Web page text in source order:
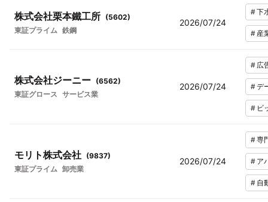
株式会社栗本鐵工所 (5602)
東証プライム 鉄鋼
2026/07/24
#下
# 産
株式会社ジーニー (6562)
東証グロース サービス業
2026/07/24
# 広
#デ
# ビ
モリト株式会社 (9837)
東証プライム 卸売業
2026/07/24
#専
# ア
# 自